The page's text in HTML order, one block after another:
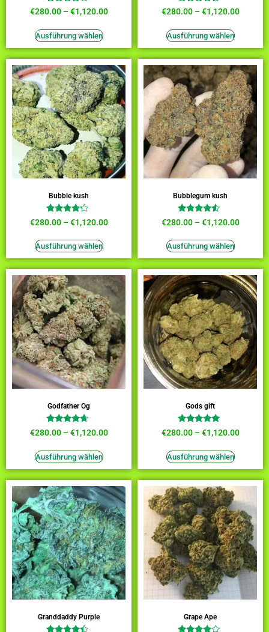
Bewertet
mit
von 5
€280.00–€1,120.00
Ausführung wählen
Bewertet
mit
von 5
€280.00–€1,120.00
Ausführung wählen
Bubble kush
Bewertet
mit
von 5
€280.00–€1,120.00
Ausführung wählen
Bubblegum kush
Bewertet
mit
von 5
€280.00–€1,120.00
Ausführung wählen
Godfather Og
Bewertet
von 5
€280.00–€1,120.00
Ausführung wählen
Gods gift
Bewertet
mit
von 5
€280.00–€1,120.00
Ausführung wählen
Granddaddy Purple Grape Ape